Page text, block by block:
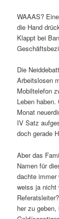
WAAAS?
die Hand
Klappt bei
Die
Arbeitslosen
Mobiltelefon
Leben
Monat
IV Satz
doch gerade
Aber das
Namen für
dachte
weiss ja nicht
her zu